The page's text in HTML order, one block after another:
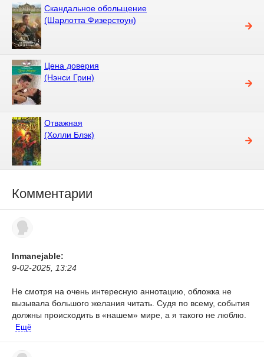
Скандальное обольщение
(Шарлотта Физерстоун)
Цена доверия
(Нэнси Грин)
Отважная
(Холли Блэк)
Комментарии
Inmanejable:
9-02-2025, 13:24
Не смотря на очень интересную аннотацию, обложка не
вызывала большого желания читать. Судя по всему, события
должны происходить в «нашем» мире, а я такого не люблю.
Ещё